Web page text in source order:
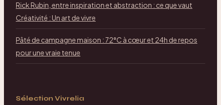
Rick Rubin, entre inspiration et abstraction : ce que vaut
Créativité : Un art de vivre
Pâté de campagne maison : 72°C à cœur et 24h de repos
pour une vraie tenue
Sélection Vivrelia